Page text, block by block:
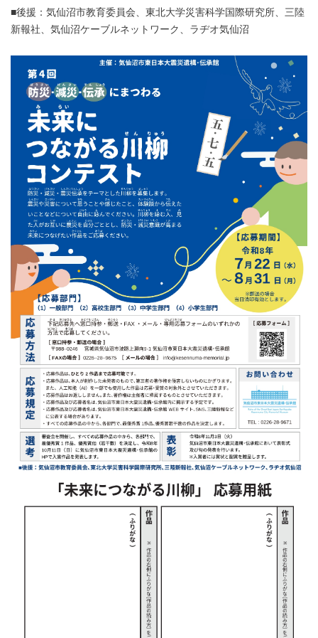
■後援：気仙沼市教育委員会、東北大学災害科学国際研究所、三陸
新報社、気仙沼ケーブルネットワーク、ラヂオ気仙沼